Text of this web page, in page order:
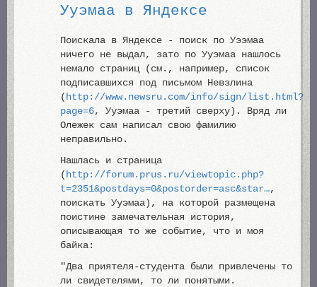
Ууэмаа в Яндексе
Поискала в Яндексе - поиск по Уээмаа
ничего не выдал, зато по Ууэмаа нашлось
немало страниц (см., например, список
подписавшихся под письмом Невзлина
( http://www.newsru.com/info/sign/list.html?
page=6, Ууэмаа - третий сверху). Вряд ли
Олежек сам написал свою фамилию
неправильно.
Нашлась и страница
( http://forum.prus.ru/viewtopic.php?
t=2351&postdays=0&postorder=asc&star…,
поискать Ууэмаа), на которой размещена
поистине замечательная история,
описывающая то же событие, что и моя
байка:
"Два приятеля-студента были привлечены то
ли свидетелями, то ли понятыми.